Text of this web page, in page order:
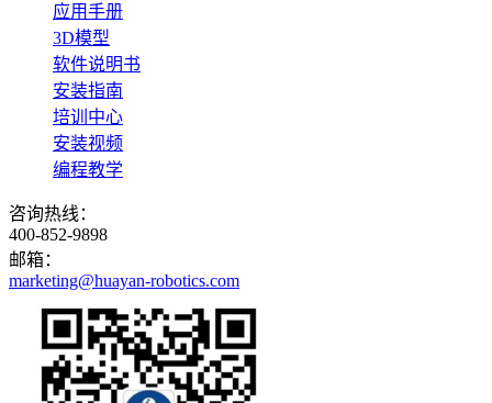
应用手册
3D模型
软件说明书
安装指南
培训中心
安装视频
编程教学
咨询热线：
400-852-9898
邮箱：
marketing@huayan-robotics.com